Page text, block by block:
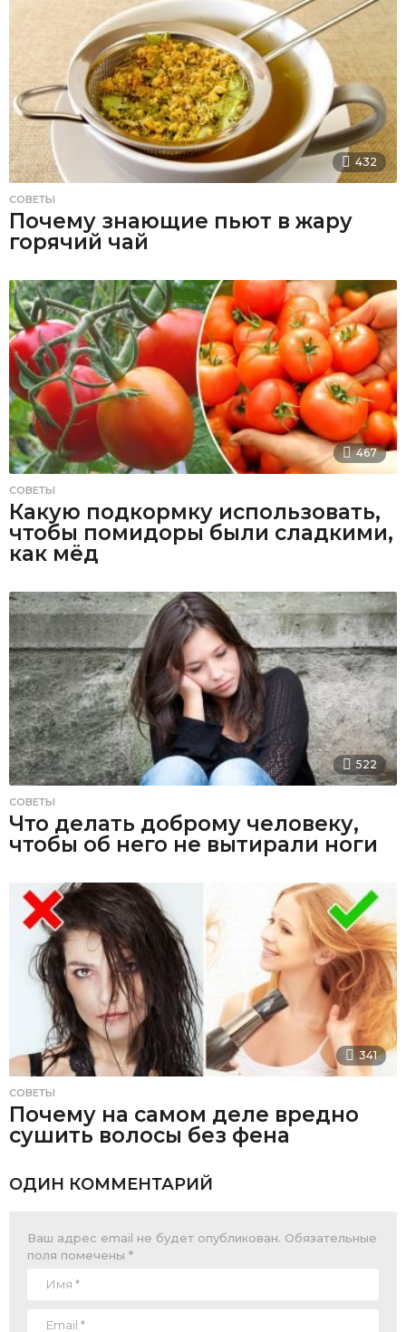
432
СОВЕТЫ
Почему знающие пьют в жару
горячий чай
467
СОВЕТЫ
Какую подкормку использовать,
чтобы помидоры были сладкими,
как мёд
522
СОВЕТЫ
Что делать доброму человеку,
чтобы об него не вытирали ноги
341
СОВЕТЫ
Почему на самом деле вредно
сушить волосы без фена
ОДИН КОММЕНТАРИЙ
Ваш адрес email не будет опубликован. Обязательные
поля помечены *